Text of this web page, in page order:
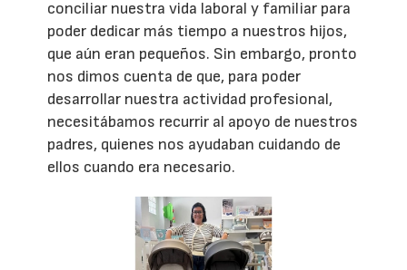
conciliar nuestra vida laboral y familiar para
poder dedicar más tiempo a nuestros hijos,
que aún eran pequeños. Sin embargo, pronto
nos dimos cuenta de que, para poder
desarrollar nuestra actividad profesional,
necesitábamos recurrir al apoyo de nuestros
padres, quienes nos ayudaban cuidando de
ellos cuando era necesario.